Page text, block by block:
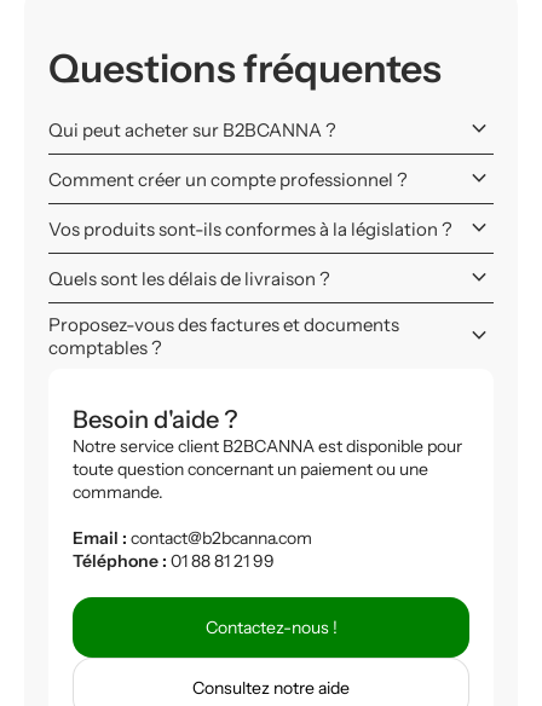
Besoin d'aide ?
Notre service client B2BCANNA est disponible pour
toute question concernant un paiement ou une
commande.
Email : contact@b2bcanna.com
Téléphone : 01 88 81 21 99
Contactez-nous !
Consultez notre aide
Questions fréquentes
Qui peut acheter sur B2BCANNA ? keyboard_arrow_down
Comment créer un compte professionnel ? keyboard_arrow_down
Vos produits sont-ils conformes à la législation ? keyboard_arrow_down
Quels sont les délais de livraison ? keyboard_arrow_down
Proposez-vous des factures et documents
comptables ?
keyboard_arrow_down